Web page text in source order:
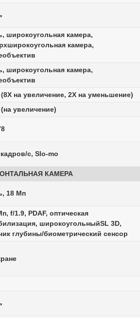
широкоугольная камера,
камера,
широкоугольная камера,
(8X на увеличение, 2X на уменьшение)
(на увеличение)
с, Slo‑mo
КАМЕРА
18 Мп
f/1.9, PDAF, оптическая
широкоугольныйSL 3D,
глубины/биометрический сенсор